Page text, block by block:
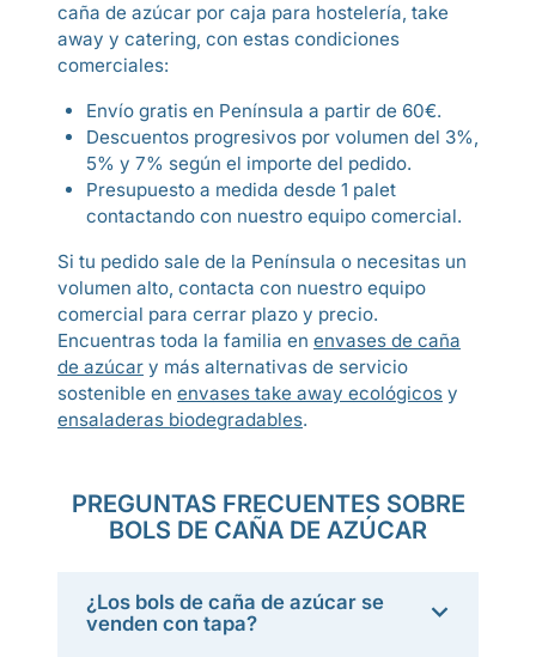
caña de azúcar por caja para hostelería, take
away y catering, con estas condiciones
comerciales:
Envío gratis en Península a partir de 60€.
Descuentos progresivos por volumen del 3%,
5% y 7% según el importe del pedido.
Presupuesto a medida desde 1 palet
contactando con nuestro equipo comercial.
Si tu pedido sale de la Península o necesitas un
volumen alto, contacta con nuestro equipo
comercial para cerrar plazo y precio.
Encuentras toda la familia en envases de caña
de azúcar y más alternativas de servicio
sostenible en envases take away ecológicos y
ensaladeras biodegradables.
PREGUNTAS FRECUENTES SOBRE
BOLS DE CAÑA DE AZÚCAR
¿Los bols de caña de azúcar se
venden con tapa?